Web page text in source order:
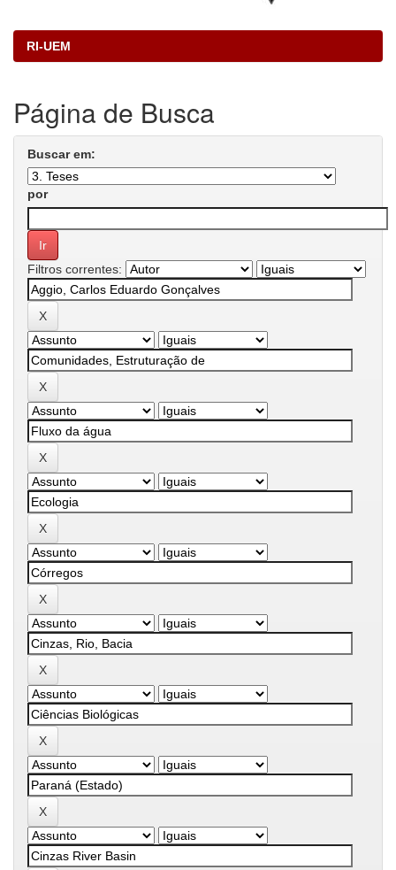
RI-UEM
Página de Busca
Buscar em:
por
Filtros correntes: